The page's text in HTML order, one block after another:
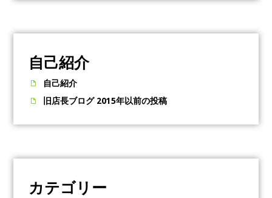
自己紹介
自己紹介
旧店長ブログ 2015年以前の投稿
カテゴリー